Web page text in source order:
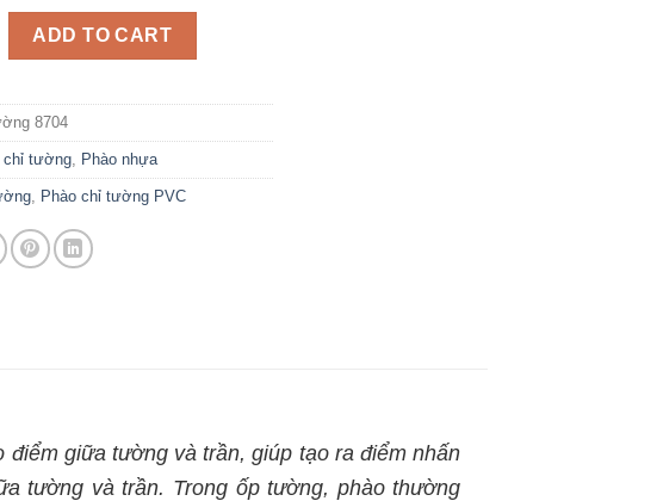
8704 quantity
ADD TO CART
8704
chỉ tường Phào nhựa
Phào chỉ tường PVC
giữa tường và trần, giúp tạo ra điểm nhấn
tường và trần. Trong ốp tường, phào thường